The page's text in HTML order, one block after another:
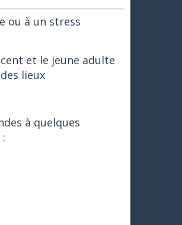
ou à un stress
et le jeune adulte
lieux
à quelques